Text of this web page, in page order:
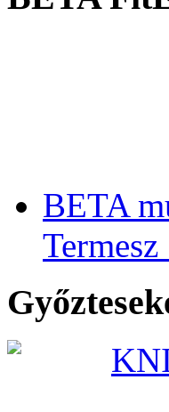
BETA